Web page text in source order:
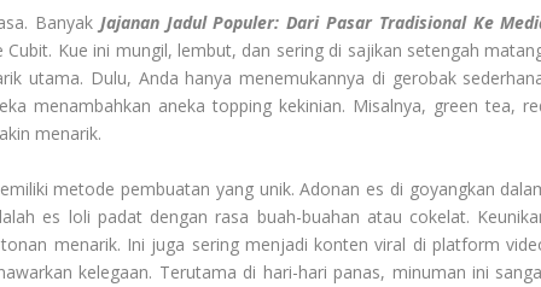
Banyak Jajanan Jadul Populer: Dari Pasar Tradisional Ke
Kue ini mungil, lembut, dan sering di sajikan setengah
utama. Dulu, Anda hanya menemukannya di gerobak
menambahkan aneka toppingkekinian. Misalnya, green tea,
menarik.
metode pembuatan yang unik. Adonan es di goyangkan
es loli padat dengan rasa buah-buahan atau cokelat.
menarik. Ini juga sering menjadi konten viral di platform
kelegaan. Terutama di hari-hari panas, minuman ini